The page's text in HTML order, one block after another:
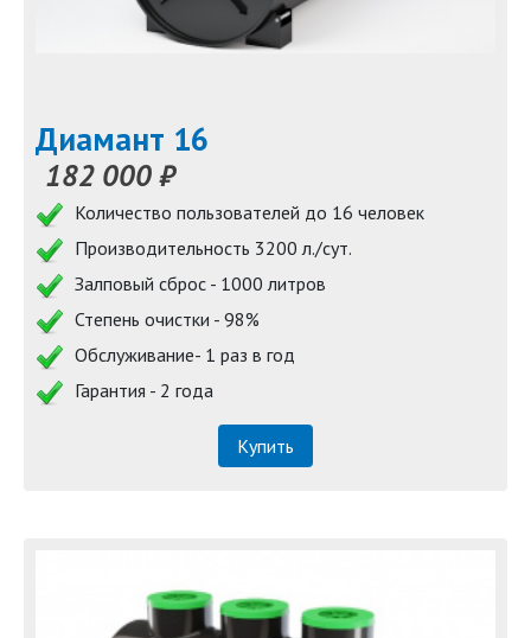
Диамант 16
182 000 ₽
Количество пользователей до 16 человек
Производительность 3200 л./сут.
Залповый сброс - 1000 литров
Степень очистки - 98%
Обслуживание- 1 раз в год
Гарантия - 2 года
Купить